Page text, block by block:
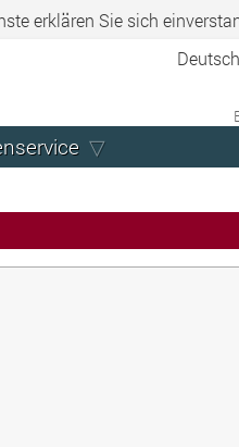
erklären Sie sich
Deutsch